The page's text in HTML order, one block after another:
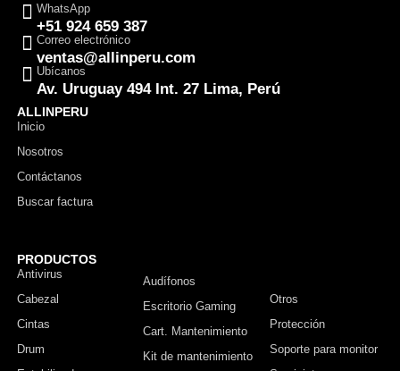
WhatsApp
+51 924 659 387
Correo electrónico
ventas@allinperu.com
Ubícanos
Av. Uruguay 494 Int. 27 Lima, Perú
ALLINPERU
Inicio
Nosotros
Contáctanos
Buscar factura
PRODUCTOS
Antivirus
Cabezal
Cintas
Drum
Audífonos
Escritorio Gaming
Cart. Mantenimiento
Kit de mantenimiento
Otros
Protección
Soporte para monitor